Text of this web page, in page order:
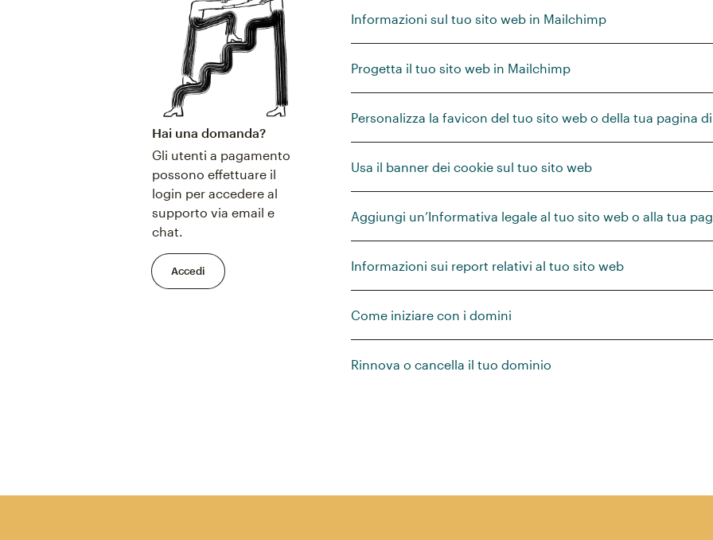
Informazioni sul tuo sito web in Mailchimp
Progetta il tuo sito web in Mailchimp
Personalizza la favicon del tuo sito web o della tua pagina
Usa il banner dei cookie sul tuo sito web
Aggiungi un’Informativa legale al tuo sito web o alla tua
Informazioni sui report relativi al tuo sito web
Come iniziare con i domini
Rinnova o cancella il tuo dominio
Hai una domanda?
Gli utenti a pagamento
possono effettuare il
login per accedere al
supporto via email e
chat.
Accedi